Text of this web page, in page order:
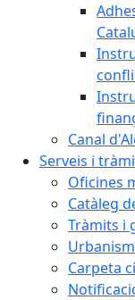
Canal
Serveis i
Oficines
Catàleg
Tràmits i
Carpeta